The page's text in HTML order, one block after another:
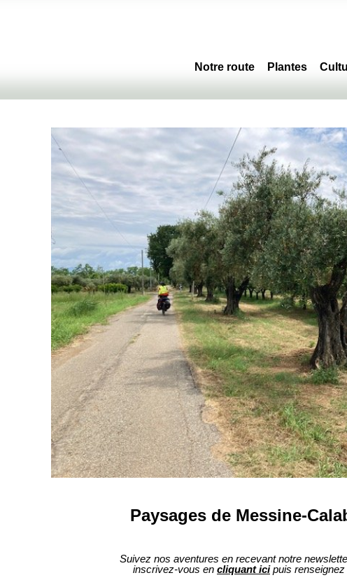
Notre route Plantes
Paysages de Messine-
Suivez nos aventures en recevant notre
inscrivez-vous en cliquant icipuis renseignez